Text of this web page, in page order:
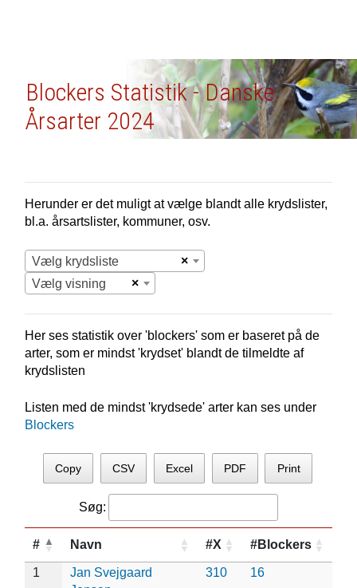
Blockers Statistik - Danske
Årsarter 2024
Herunder er det muligt at vælge blandt alle krydslister,
bl.a. årsartslister, kommuner, osv.
×
Vælg krydsliste
×
Vælg visning
Her ses statistik over 'blockers' som er baseret på de
arter, som er mindst 'krydset' blandt de tilmeldte af
krydslisten
Listen med de mindst 'krydsede' arter kan ses under
Blockers
Copy CSV Excel PDF Print
Søg:
# Navn #X #Blockers
1
Jan Svejgaard
310 16